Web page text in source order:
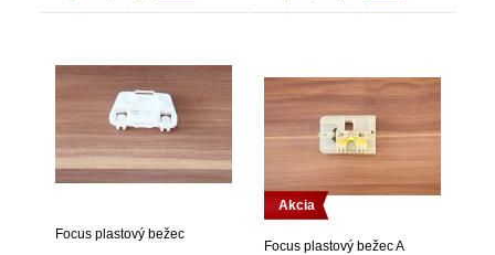
Focus plastový bežec
Akcia
Focus plastový bežec A